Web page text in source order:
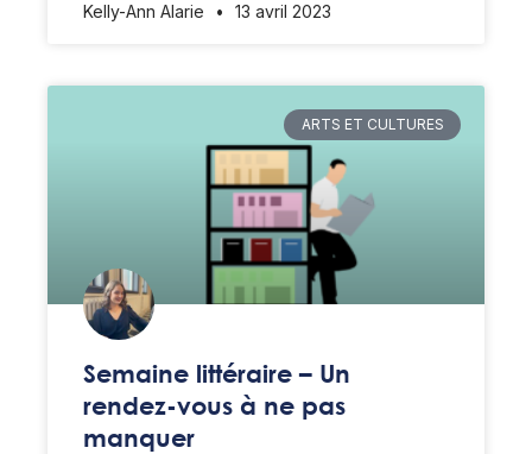
Kelly-Ann Alarie 13 avril 2023
ARTS ET CULTURES
Semaine littéraire – Un
rendez-vous à ne pas
manquer